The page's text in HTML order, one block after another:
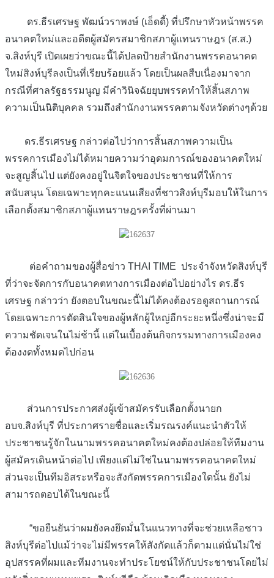
ดร.ธีรเศรษฐ พัฒน์วราพงษ์ (เอ็ดดี้) ที่ปรึกษาหัวหน้าพรรค
อนาคตใหม่และอดีตผู้สมัครสมาชิกสภาผู้แทนราษฎร (ส.ส.)
จ.สิงห์บุรี เปิดเผยว่าขณะนี้ได้ปลดป้ายสำนักงานพรรคอนาคต
ใหม่สิงห์บุรีลงเป็นที่เรียบร้อยแล้ว โดยเป็นผลสืบเนื่องมาจาก
กรณีที่ศาลรัฐธรรมนูญ มีคำวินิจฉัยยุบพรรคทำให้สิ้นสภาพ
ความเป็นนิติบุคคล รวมถึงสำนักงานพรรคตามจังหวัดต่างๆด้วย
ดร.ธีรเศรษฐ กล่าวต่อไปว่าการสิ้นสภาพความเป็น
พรรคการเมืองไม่ได้หมายความว่าอุดมการณ์ของอนาคตใหม่
จะสูญสิ้นไป แต่ยังคงอยู่ในจิตใจของประชาชนที่ให้การ
สนับสนุน โดยเฉพาะทุกคะแนนเสียงที่ชาวสิงห์บุรีมอบให้ในการ
เลือกตั้งสมาชิกสภาผู้แทนราษฎรครั้งที่ผ่านมา
ต่อคำถามของผู้สื่อข่าว THAI TIME ประจำจังหวัดสิงห์บุรี
ที่ว่าจะจัดการกับอนาคตทางการเมืองต่อไปอย่างไร ดร.ธีร
เศรษฐ กล่าวว่า ยังตอบในขณะนี้ไม่ได้คงต้องรอดูสถานการณ์
โดยเฉพาะการตัดสินใจของผู้หลักผู้ใหญ่อีกระยะหนึ่งซึ่งน่าจะมี
ความชัดเจนในไม่ช้านี้ แต่ในเบื้องต้นกิจกรรมทางการเมืองคง
ต้องงดทั้งหมดไปก่อน
ส่วนการประกาศส่งผู้เข้าสมัครรับเลือกตั้งนายก
อบจ.สิงห์บุรี ที่ประกาศรายชื่อและเริ่มรณรงค์แนะนำตัวให้
ประชาชนรู้จักในนามพรรคอนาคตใหม่คงต้องปล่อยให้ทีมงาน
ผู้สมัครเดินหน้าต่อไป เพียงแต่ไม่ใช่ในนามพรรคอนาคตใหม่
ส่วนจะเป็นทีมอิสระหรือจะสังกัดพรรคการเมืองใดนั้น ยังไม่
สามารถตอบได้ในขณะนี้
“ขอยืนยันว่าผมยังคงยึดมั่นในแนวทางที่จะช่วยเหลือชาว
สิงห์บุรีต่อไปแม้ว่าจะไม่มีพรรคให้สังกัดแล้วก็ตามแต่นั่นไม่ใช่
อุปสรรคที่ผมและทีมงานจะทำประโยชน์ให้กับประชาชนโดยไม่